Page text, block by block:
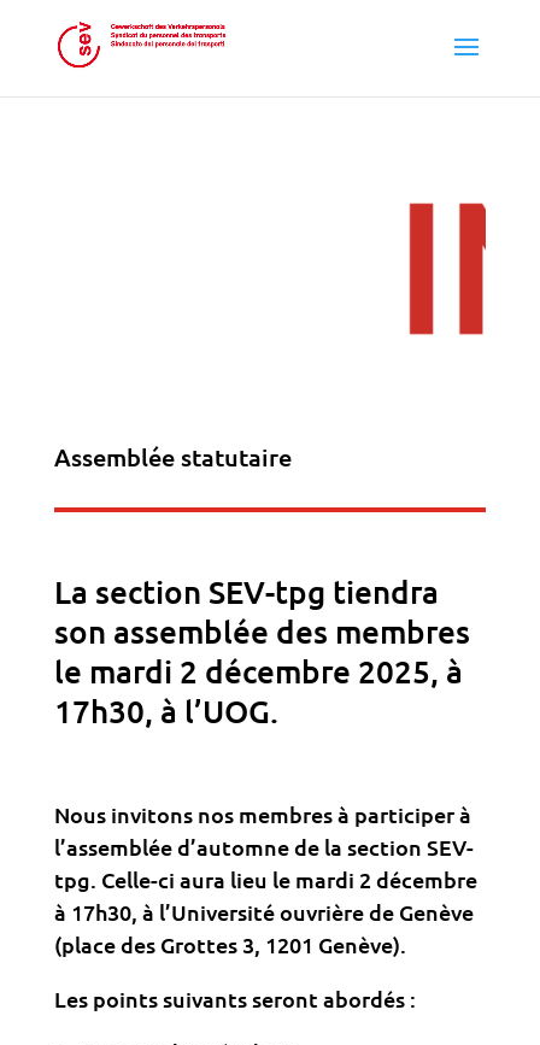
Assemblée statutaire
La section SEV-tpg tiendra
son assemblée des membres
le mardi 2 décembre 2025, à
17h30, à l’UOG.
Nous invitons nos membres à participer à
l’assemblée d’automne de la section SEV-
tpg. Celle-ci aura lieu le mardi 2 décembre
à 17h30, à l’Université ouvrière de Genève
(place des Grottes 3, 1201 Genève).
Les points suivants seront abordés :